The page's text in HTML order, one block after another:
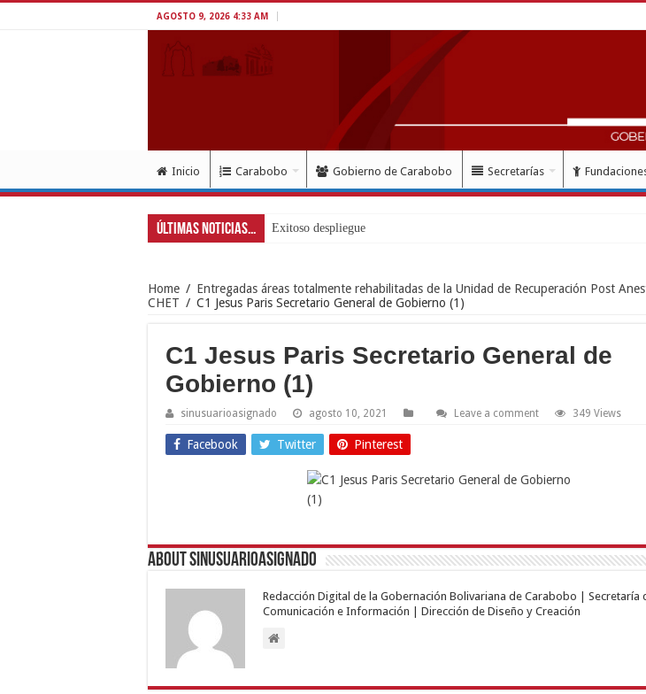
AGOSTO 9, 2026 4:33 AM
Inicio Carabobo Gobierno de Carabobo Secretarías
Últimas Noticias... Exitoso despliegue de salud con instalación gratui
Home / Entregadas áreas totalmente rehabilitadas de la Unidad de Recuperación Post
CHET / C1 Jesus Paris Secretario General de Gobierno (1)
C1 Jesus Paris Secretario General de
Gobierno (1)
sinusuarioasignado agosto 10, 2021 Leave a comment 349 Views
Facebook Twitter Pinterest
About sinusuarioasignado
Redacción Digital de la Gobernación Bolivariana de Carabobo | Secretaría
Comunicación e Información | Dirección de Diseño y Creación